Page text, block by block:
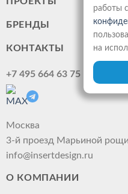
БРЕНДЫ
КОНТАКТЫ
+7 495 664 63 75
Москва
3-й проезд Марьиной
info@insertdesign.ru
О КОМПАНИИ
работы
на